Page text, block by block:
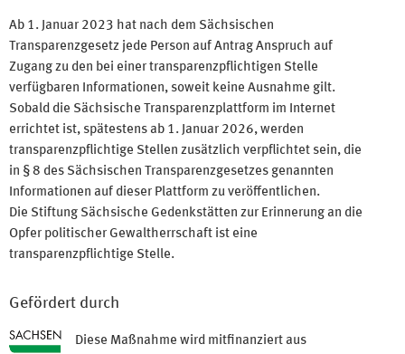
Ab 1. Januar 2023 hat nach dem Sächsischen
Transparenzgesetz jede Person auf Antrag Anspruch auf
Zugang zu den bei einer transparenzpflichtigen Stelle
verfügbaren Informationen, soweit keine Ausnahme gilt.
Sobald die Sächsische Transparenzplattform im Internet
errichtet ist, spätestens ab 1. Januar 2026, werden
transparenzpflichtige Stellen zusätzlich verpflichtet sein, die
in § 8 des Sächsischen Transparenzgesetzes genannten
Informationen auf dieser Plattform zu veröffentlichen.
Die Stiftung Sächsische Gedenkstätten zur Erinnerung an die
Opfer politischer Gewaltherrschaft ist eine
transparenzpflichtige Stelle.
Gefördert durch
Diese Maßnahme wird mitfinanziert aus